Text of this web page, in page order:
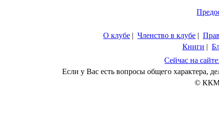
О клубе | Членство в клубе |
Книги |
Сейчас на
Если у Вас есть вопросы общего характера,
© ККМ